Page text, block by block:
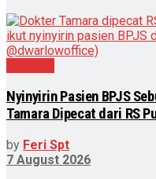
Nyinyirin Pasien BPJS
Tamara Dipecat dari RS
by Feri Spt
7 August 2026